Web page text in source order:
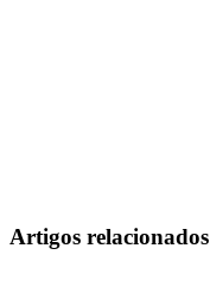
Artigos relacionados